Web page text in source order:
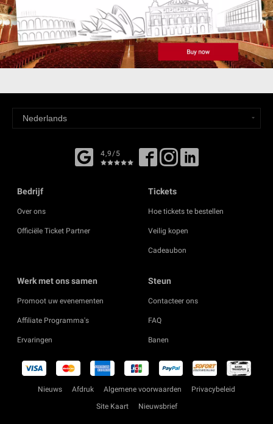
4,9/5
Bedrijf
Over ons
Officiële Ticket Partner
Tickets
Hoe tickets te bestellen
Veilig kopen
Cadeaubon
Werk met ons samen
Promoot uw evenementen
Affiliate Programma's
Ervaringen
Steun
Contacteer ons
FAQ
Banen
Nieuws Afdruk Algemene voorwaarden
Privacybeleid
Site Kaart
Nieuwsbrief